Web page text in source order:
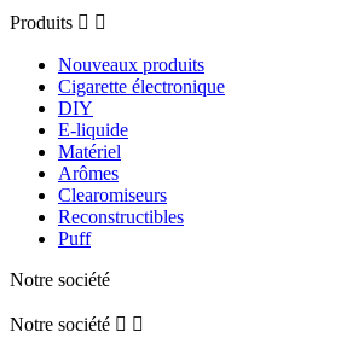
Produits  
Nouveaux produits
Cigarette électronique
DIY
E-liquide
Matériel
Arômes
Clearomiseurs
Reconstructibles
Puff
Notre société
Notre société  